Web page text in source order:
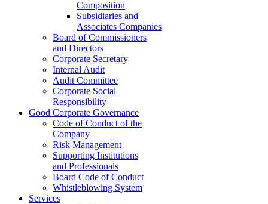
Composition
Subsidiaries and
Associates Companies
Board of Commissioners
and Directors
Corporate Secretary
Internal Audit
Audit Committee
Corporate Social
Responsibility
Good Corporate Governance
Code of Conduct of the
Company
Risk Management
Supporting Institutions
and Professionals
Board Code of Conduct
Whistleblowing System
Services